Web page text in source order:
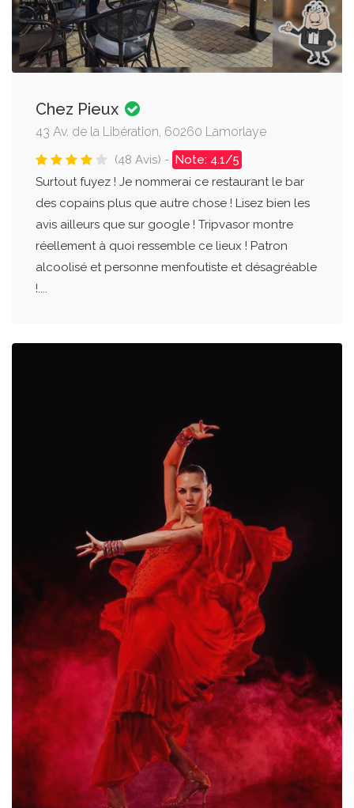
Chez Pieux
43 Av. de la Libération, 60260 Lamorlaye
(48 Avis) - Note: 4.1/5
Surtout fuyez ! Je nommerai ce restaurant le bar
des copains plus que autre chose ! Lisez bien les
avis ailleurs que sur google ! Tripvasor montre
réellement à quoi ressemble ce lieux ! Patron
alcoolisé et personne menfoutiste et désagréable
!....